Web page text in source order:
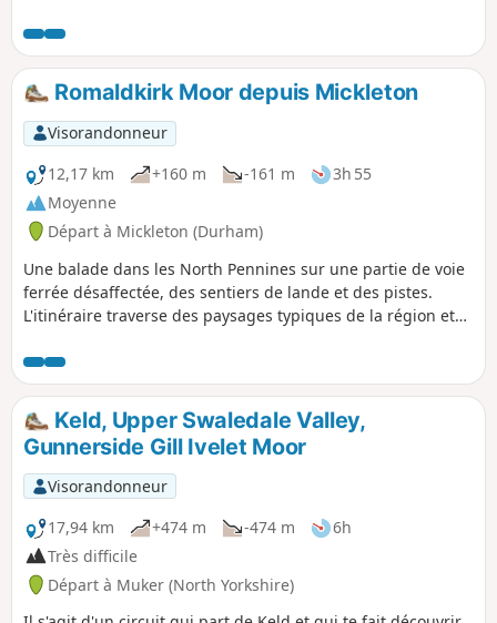
nombreux réservoirs.
Romaldkirk Moor depuis Mickleton
Visorandonneur
12,17 km
+160 m -161 m
3h 55
Moyenne
Départ à Mickleton (Durham)
Une balade dans les North Pennines sur une partie de voie
ferrée désaffectée, des sentiers de lande et des pistes.
L'itinéraire traverse des paysages typiques de la région et
Keld, Upper Swaledale Valley,
Gunnerside Gill Ivelet Moor
Visorandonneur
17,94 km
+474 m -474 m
6h
Très difficile
Départ à Muker (North Yorkshire)